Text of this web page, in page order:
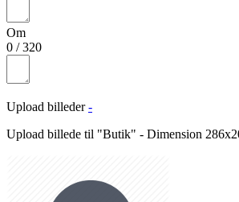
Om
0 /320
Upload billeder -
Upload billede til "Butik" - Dimension